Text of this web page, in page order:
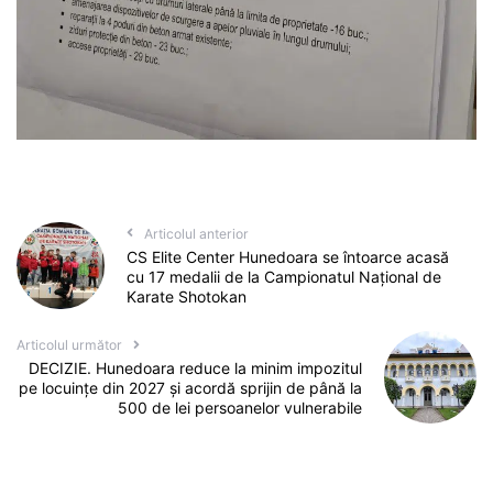
Articolul anterior
CS Elite Center Hunedoara se întoarce acasă
cu 17 medalii de la Campionatul Național de
Karate Shotokan
Articolul următor
DECIZIE. Hunedoara reduce la minim impozitul
pe locuințe din 2027 și acordă sprijin de până la
500 de lei persoanelor vulnerabile